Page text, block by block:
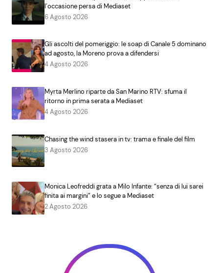
l’occasione persa di Mediaset
6 Agosto 2026
Gli ascolti del pomeriggio: le soap di Canale 5 dominano
ad agosto, la Moreno prova a difendersi
4 Agosto 2026
Myrta Merlino riparte da San Marino RTV: sfuma il
ritorno in prima serata a Mediaset
4 Agosto 2026
Chasing the wind stasera in tv: trama e finale del film
3 Agosto 2026
Monica Leofreddi grata a Milo Infante: “senza di lui sarei
finita ai margini” e lo segue a Mediaset
2 Agosto 2026